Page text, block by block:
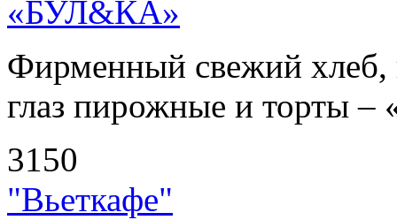
«БУЛ&КА»
Фирменный свежий хлеб,
глаз пирожные и торты
3150
"Вьеткафе"